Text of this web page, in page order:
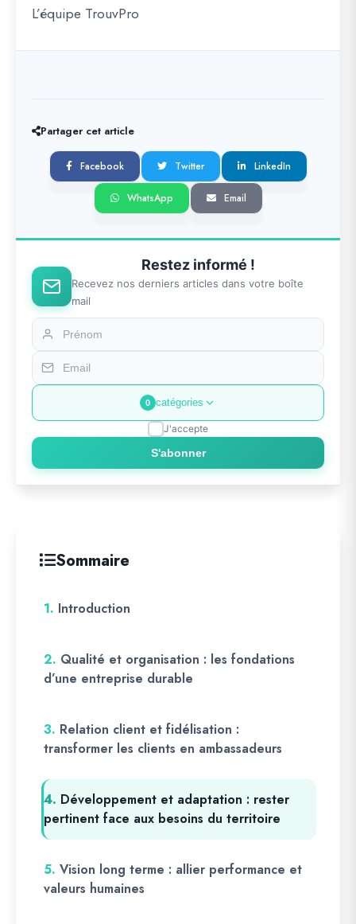
L’équipe TrouvPro
Partager cet article
Facebook Twitter LinkedIn
WhatsApp Email
Restez informé !
Recevez nos derniers articles dans votre boîte
mail
0 catégories
J'accepte
S'abonner
Sommaire
1. Introduction
2. Qualité et organisation : les fondations
d’une entreprise durable
3. Relation client et fidélisation :
transformer les clients en ambassadeurs
4. Développement et adaptation : rester
pertinent face aux besoins du territoire
5. Vision long terme : allier performance et
valeurs humaines